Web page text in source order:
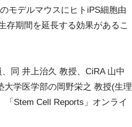
モデルマウスにヒトiPS細胞由
存期間を延長する効果があるこ
同 井上治久 教授、CiRA 山中
学医学部の岡野栄之 教授(生理
Stem Cell Reports」オンライ